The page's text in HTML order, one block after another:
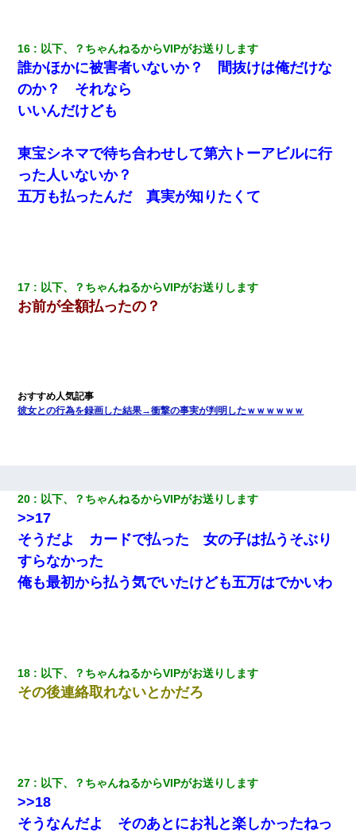
16 以下、？ちゃんねるからVIPがお送りします
誰かほかに被害者いないか？ 間抜けは俺だけな
のか？ それなら
いいんだけども
東宝シネマで待ち合わせして第六トーアビルに行
った人いないか？
五万も払ったんだ 真実が知りたくて
17 以下、？ちゃんねるからVIPがお送りします
お前が全額払ったの？
彼女との行為を録画した結果→衝撃の事実が判明したｗｗｗｗｗｗ
20 以下、？ちゃんねるからVIPがお送りします
>>17
そうだよ カードで払った 女の子は払うそぶり
すらなかった
俺も最初から払う気でいたけども五万はでかいわ
18 以下、？ちゃんねるからVIPがお送りします
その後連絡取れないとかだろ
27 以下、？ちゃんねるからVIPがお送りします
>>18
そうなんだよ そのあとにお礼と楽しかったねっ